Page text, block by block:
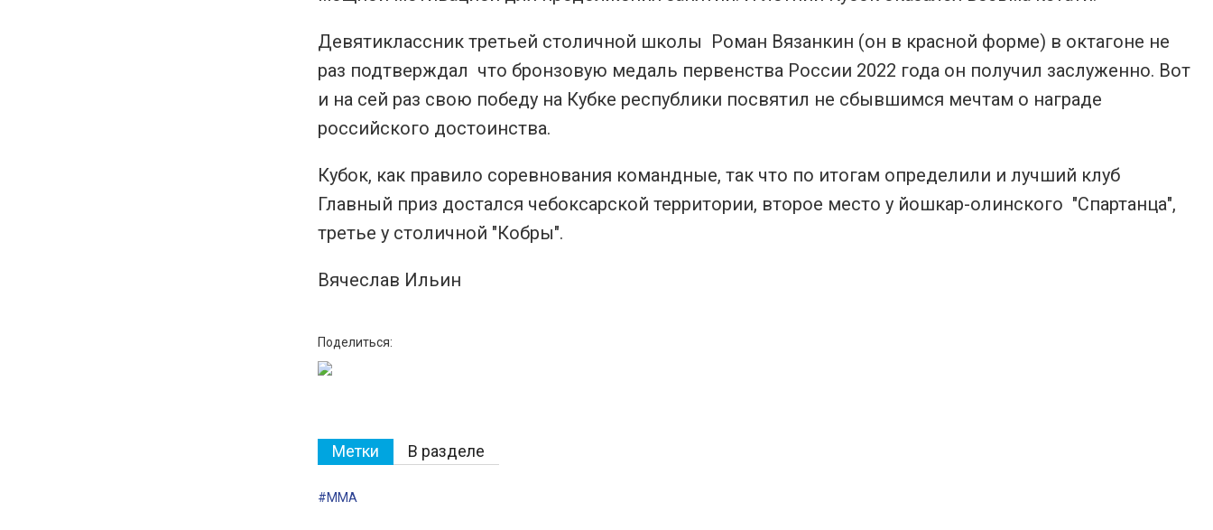
Девятиклассник третьей столичной школы Роман Вязанкин (он в красной форме) в октагоне не
раз подтверждал что бронзовую медаль первенства России 2022 года он получил заслуженно. Вот
и на сей раз свою победу на Кубке республики посвятил не сбывшимся мечтам о награде
российского достоинства.
Кубок, как правило соревнования командные, так что по итогам определили и лучший клуб
Главный приз достался чебоксарской территории, второе место у йошкар-олинского "Спартанца",
третье у столичной "Кобры".
Вячеслав Ильин
Поделиться:
Метки В разделе
#ММА